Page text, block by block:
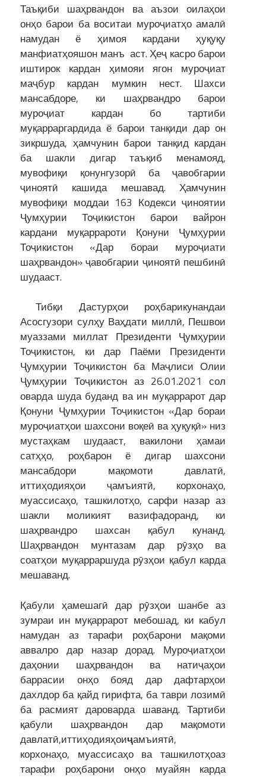
Таъқиби шаҳрвандон ва аъзои оилаҳои
онҳо барои ба воситаи муроҷиатҳо амалӣ
намудан ё ҳимоя кардани ҳуқуқу
манфиатҳояшон манъ аст. Ҳеҷ касро барои
иштирок кардан ҳимояи ягон муроҷиат
маҷбур кардан мумкин нест. Шахси
мансабдоре, ки шаҳрвандро барои
муроҷиат кардан бо тартиби
муқарраргардида ё барои танқиди дар он
зикршуда, ҳамчунин барои танқид кардан
ба шакли дигар таъқиб менамояд,
мувофиқи қонунгузорӣ ба ҷавобгарии
ҷиноятӣ кашида мешавад. Ҳамчунин
мувофиқи моддаи 163 Кодекси ҷиноятии
Ҷумҳурии Тоҷикистон барои вайрон
кардани муқаррароти Қонуни Ҷумҳурии
Тоҷикистон «Дар бораи муроҷиати
шаҳрвандон» ҷавобгарии ҷиноятӣ пешбинӣ
шудааст.
Тибқи Дастурҳои роҳбарикунандаи
Асосгузори сулҳу Ваҳдати миллӣ, Пешвои
муаззами миллат Президенти Ҷумҳурии
Тоҷикистон, ки дар Паёми Президенти
Ҷумҳурии Тоҷикистон ба Маҷлиси Олии
Ҷумҳурии Тоҷикистон аз 26.01.2021 сол
оварда шуда буданд ва ин муқаррарот дар
Қонуни Ҷумҳурии Тоҷикистон «Дар бораи
муроҷиатҳои шахсони воқеӣ ва ҳуқуқӣ» низ
мустаҳкам шудааст, вакилони ҳамаи
сатҳҳо, роҳбарон ё дигар шахсони
мансабдори мақомоти давлатӣ,
иттиҳодияҳои ҷамъиятӣ, корхонаҳо,
муассисаҳо, ташкилотҳо, сарфи назар аз
шакли моликият вазифадоранд, ки
шаҳрвандро шахсан қабул кунанд.
Шаҳрвандон мунтазам дар рӯзҳо ва
соатҳои муқарраршуда рӯзҳои қабул карда
мешаванд.
Қабули ҳамешагӣ дар рӯзҳои шанбе аз
зумраи ин муқаррарот мебошад, ки кабул
намудан аз тарафи роҳбарони мақоми
аввалро дар назар дорад. Муроҷиатҳои
даҳонии шаҳрвандон ва натиҷаҳои
баррасии онҳо бояд дар дафтарҳои
дахлдор ба қайд гирифта, ба таври лозимӣ
ба расмият дароварда шаванд. Тартиби
қабули шаҳрвандон дар мақомоти
давлатӣ,иттиҳодияҳоиҷамъиятӣ,
корхонаҳо, муассисаҳо ва ташкилотҳоаз
тарафи роҳбарони онҳо муайян карда